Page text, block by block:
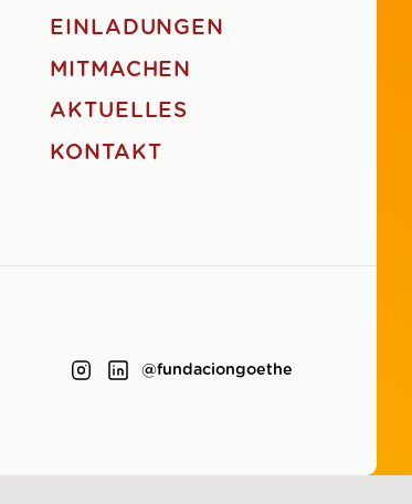
EINLADUNGEN
MITMACHEN
AKTUELLES
KONTAKT
@fundaciongoethe